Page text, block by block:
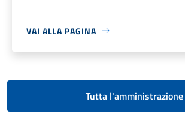
VAI ALLA PAGINA
Tutta l'amministrazione